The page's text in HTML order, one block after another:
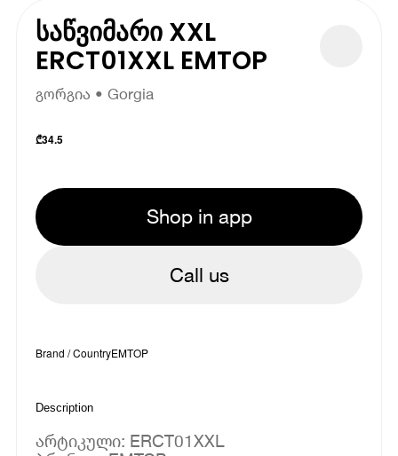
საწვიმარი XXL
ERCT01XXL EMTOP
გორგია • Gorgia
₾34.5
Shop in app
Call us
Brand / CountryEMTOP
Description
არტიკული: ERCT01XXL